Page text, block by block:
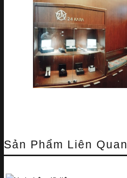
Sản Phẩm Liên Quan